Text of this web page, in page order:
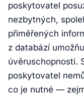
poskytovatel
nezbytných,
přiměřených
z databází
úvěruschopnosti.
poskytovatel
co je nutné —